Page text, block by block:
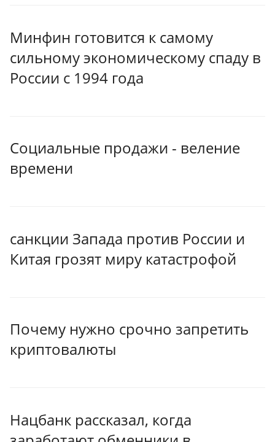
Минфин готовится к самому
сильному экономическому спаду в
России с 1994 года
Социальные продажи - веление
времени
санкции Запада против России и
Китая грозят миру катастрофой
Почему нужно срочно запретить
криптовалюты
Нацбанк рассказал, когда